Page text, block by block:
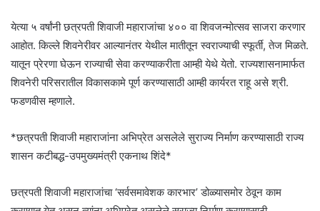
येत्या ५ वर्षांनी छत्रपती शिवाजी महाराजांचा ४०० वा शिवजन्मोत्सव साजरा करणार
आहोत. किल्ले शिवनेरीवर आल्यानंतर येथील मातीतून स्वराज्याची स्फूर्ती, तेज मिळते.
यातून प्रेरणा घेऊन राज्याची सेवा करण्याकरीता आम्ही येथे येतो. राज्यशासनामार्फत
शिवनेरी परिसरातील विकासकामे पूर्ण करण्यासाठी आम्ही कार्यरत राहू असे श्री.
फडणवीस म्हणाले.
*छत्रपती शिवाजी महाराजांना अभिप्रेत असलेले सुराज्य निर्माण करण्यासाठी राज्य
शासन कटीबद्ध-उपमुख्यमंत्री एकनाथ शिंदे*
छत्रपती शिवाजी महाराजांचा ‘सर्वसमावेशक कारभार’ डोळ्यासमोर ठेवून काम